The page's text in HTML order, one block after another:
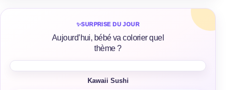
✨SURPRISE DU JOUR
Aujourd’hui, bébé va colorier quel
thème ?
Kawaii Sushi